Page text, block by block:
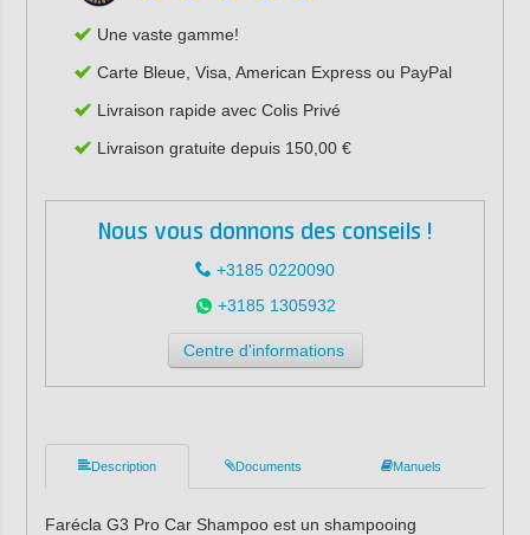
Une vaste gamme!
Carte Bleue, Visa, American Express ou PayPal
Livraison rapide avec Colis Privé
Livraison gratuite depuis 150,00 €
Nous vous donnons des conseils !
+3185 0220090
+3185 1305932
Centre d'informations
Description Documents Manuels
Farécla G3 Pro Car Shampoo est un shampooing